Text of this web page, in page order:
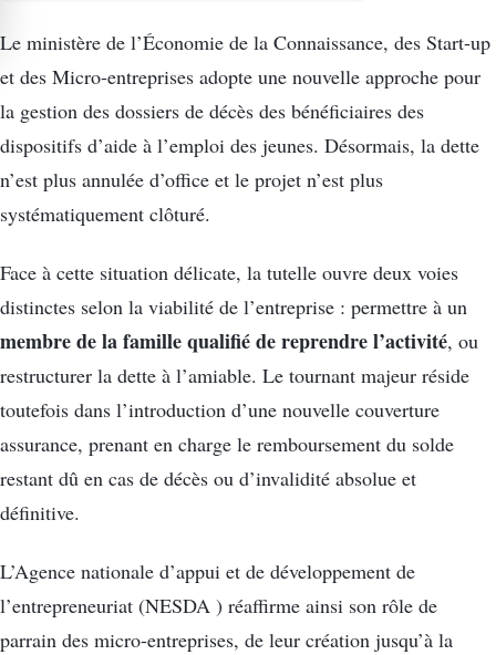
Le ministère de l’Économie de la Connaissance, des Start-up
et des Micro-entreprises adopte une nouvelle approche pour
la gestion des dossiers de décès des bénéficiaires des
dispositifs d’aide à l’emploi des jeunes. Désormais, la dette
n’est plus annulée d’office et le projet n’est plus
systématiquement clôturé.
Face à cette situation délicate, la tutelle ouvre deux voies
distinctes selon la viabilité de l’entreprise : permettre à un
membre de la famille qualifié de reprendre l’activité, ou
restructurer la dette à l’amiable. Le tournant majeur réside
toutefois dans l’introduction d’une nouvelle couverture
assurance, prenant en charge le remboursement du solde
restant dû en cas de décès ou d’invalidité absolue et
définitive.
L’Agence nationale d’appui et de développement de
l’entrepreneuriat (NESDA ) réaffirme ainsi son rôle de
parrain des micro-entreprises, de leur création jusqu’à la